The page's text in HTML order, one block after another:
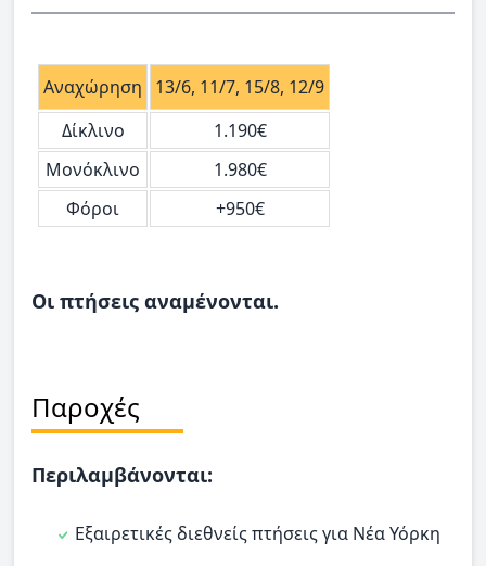
Αναχώρηση
13/6, 11/7, 15/8, 12/9
Δίκλινο
1.190€
Μονόκλινο
1.980€
Φόροι
+950€
Οι πτήσεις αναμένονται.
Παροχές
Περιλαμβάνονται:
Εξαιρετικές διεθνείς πτήσεις για Νέα Υόρκη